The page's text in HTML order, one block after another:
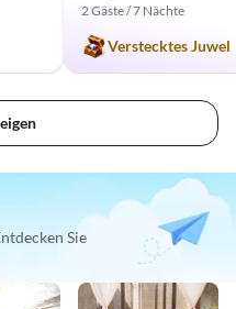
2 Gäste / 7 Nächte
Verstecktes Juwel
Sie